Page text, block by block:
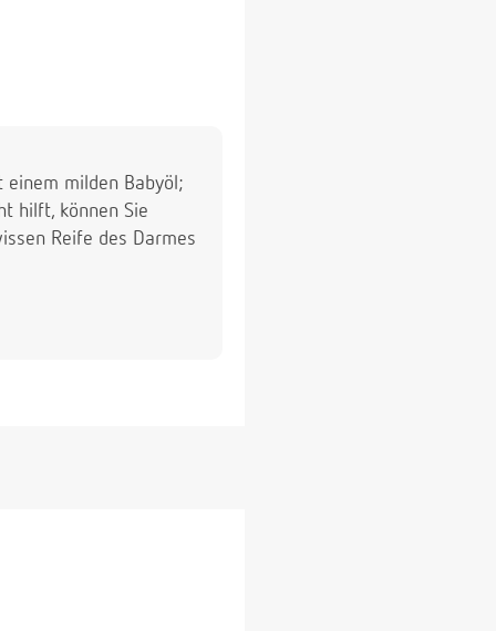
einem milden Babyöl;
hilft, können Sie
Reife des Darmes